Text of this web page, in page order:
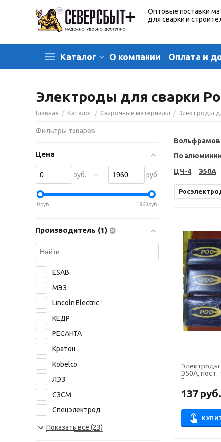
Оптовые поставки
для сварки и
Каталог О компании Оплата и
Электроды для сварки
Главная / Каталог / Сварочные материалы / Электроды
По
ЦЧ-4
Э50А
Электроды
Э50А, пост.
137 руб.
Фильтры товаров
Цена
руб. – руб.
0руб. 1960руб.
Производитель (1)
ESAB
МЭЗ
Lincoln Electric
КЕДР
РЕСАНТА
Кратон
Kobelco
ЛЭЗ
СЗСМ
Спецэлектрод
NITTETSU
Показать все (23)